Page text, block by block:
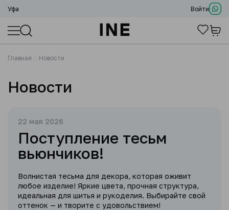
Уфа Войти
Главная Новости
Новости
22 мая 2026
Поступление тесьм
вьюнчиков!
Волнистая тесьма для декора, которая оживит
любое изделие! Яркие цвета, прочная структура,
идеальная для шитья и рукоделия. Выбирайте свой
оттенок — и творите с удовольствием!